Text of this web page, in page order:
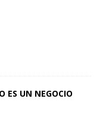
ES UN NEGOCIO